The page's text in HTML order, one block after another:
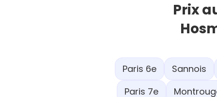
Prix
Paris 6e
Sannois
Paris 7e